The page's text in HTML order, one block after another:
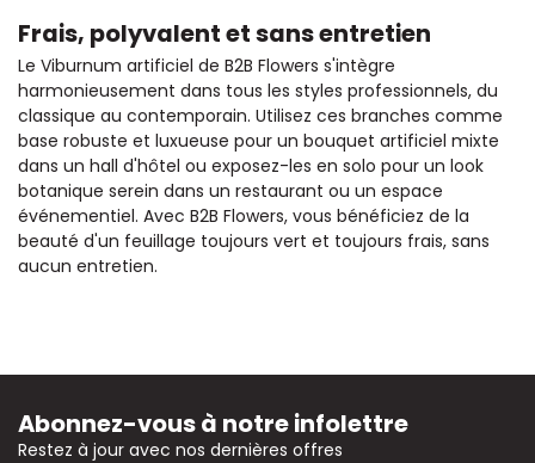
Frais, polyvalent et sans entretien
Le Viburnum artificiel de B2B Flowers s'intègre
harmonieusement dans tous les styles professionnels, du
classique au contemporain. Utilisez ces branches comme
base robuste et luxueuse pour un bouquet artificiel mixte
dans un hall d'hôtel ou exposez-les en solo pour un look
botanique serein dans un restaurant ou un espace
événementiel. Avec B2B Flowers, vous bénéficiez de la
beauté d'un feuillage toujours vert et toujours frais, sans
aucun entretien.
Abonnez-vous à notre infolettre
Restez à jour avec nos dernières offres